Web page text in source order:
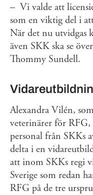
– Vi valde att
som en viktig del i
När det nu utvidgas
även SKK ska se
Thommy Sundell.
Alexandra Vilén,
veterinärer för
personal från SKKs
delta i en
att inom SKKs regi
Sverige som redan
RFG på de tre